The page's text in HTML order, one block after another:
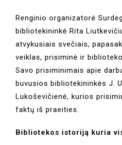
Renginio organizatorė
bibliotekininkė Rita
atvykusiais svečiais,
veiklas, prisiminė ir
Savo prisiminimais apie
buvusios bibliotekininkės J.
Lukoševičienė, kurios
faktų iš praeities.
Bibliotekos istoriją kuria